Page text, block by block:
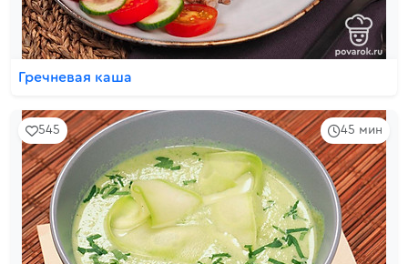
Гречневая каша
45 мин
545